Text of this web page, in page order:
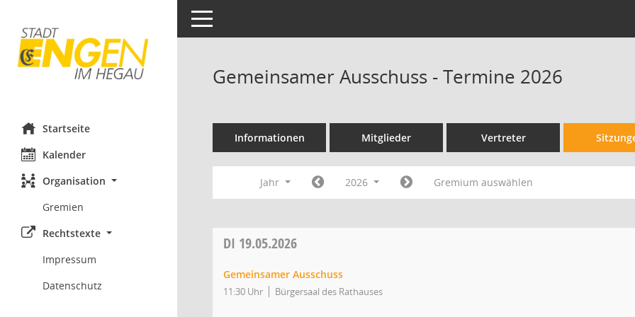
Startseite
Kalender
Organisation
Gremien
Rechtstexte
Impressum
Datenschutz
Toggle navigation
Gemeinsamer Ausschuss - Termine 2026
Informationen Mitglieder Vertreter
Jahr 2026 Gremium auswählen
DI 19.05.2026
Gemeinsamer Ausschuss
11:30 Uhr Bürgersaal des Rathauses